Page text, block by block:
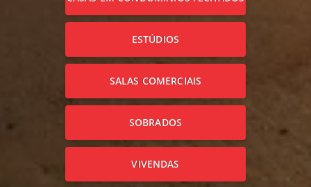
ESTÚDIOS
SALAS COMERCIAIS
SOBRADOS
VIVENDAS